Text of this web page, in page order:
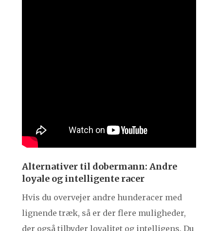
Alternativer til dobermann: Andre
loyale og intelligente racer
Hvis du overvejer andre hunderacer med
lignende træk, så er der flere muligheder,
der også tilbyder loyalitet og intelligens. Du